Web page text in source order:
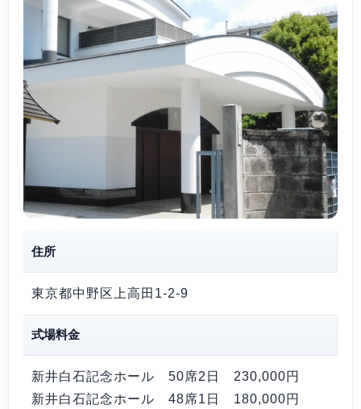
住所
東京都中野区上高田1-2-9
式場料金
新井白石記念ホール 50席2日 230,000円
新井白石記念ホール 48席1日 180,000円